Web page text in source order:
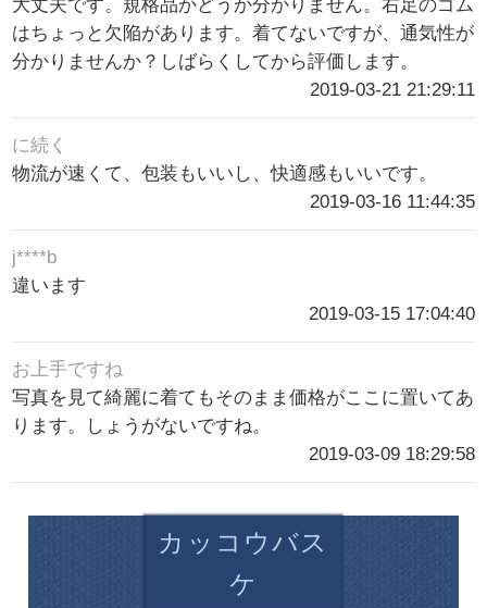
大丈夫です。規格品かどうか分かりません。右足のゴム
はちょっと欠陥があります。着てないですが、通気性が
分かりませんか？しばらくしてから評価します。
2019-03-21 21:29:11
に続く
物流が速くて、包装もいいし、快適感もいいです。
2019-03-16 11:44:35
j****b
違います
2019-03-15 17:04:40
お上手ですね
写真を見て綺麗に着てもそのまま価格がここに置いてあ
ります。しょうがないですね。
2019-03-09 18:29:58
カッコウバス
ケ